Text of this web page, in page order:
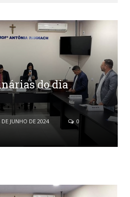
do dia
DE JUNHO DE 2024
0